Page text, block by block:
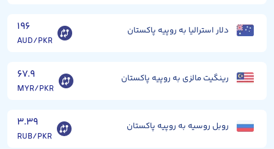
دلار استرالیا به روپیه پاکستان ۱۹۶
AUD/PKR
رینگیت مالزی به روپیه پاکستان ۶۷.۹
MYR/PKR
روبل روسیه به روپیه پاکستان ۳.۳۹
RUB/PKR